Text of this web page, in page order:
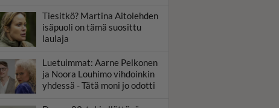
Tiesitkö? Martina Aitolehden
isäpuoli on tämä suosittu
laulaja
Luetuimmat: Aarne Pelkonen
ja Noora Louhimo vihdoinkin
yhdessä - Tätä moni jo odotti